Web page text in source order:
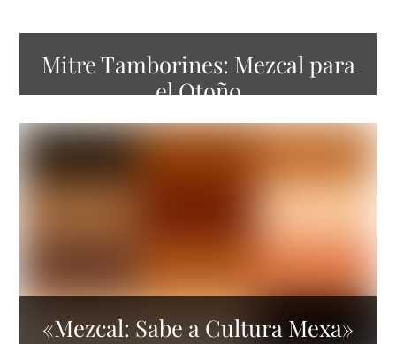
Mitre Tamborines: Mezcal para
el Otoño
«Mezcal: Sabe a Cultura Mexa»